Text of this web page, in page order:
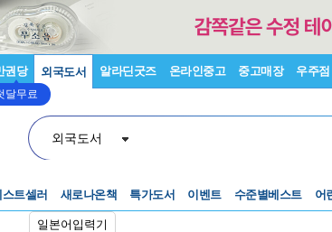
권당
달무료
외국도서 알라딘굿즈 온라인중고 중고매장 우주점
외국도서
일본어입력기
트셀러 새로나온책 특가도서 이벤트
수준별베스트
어